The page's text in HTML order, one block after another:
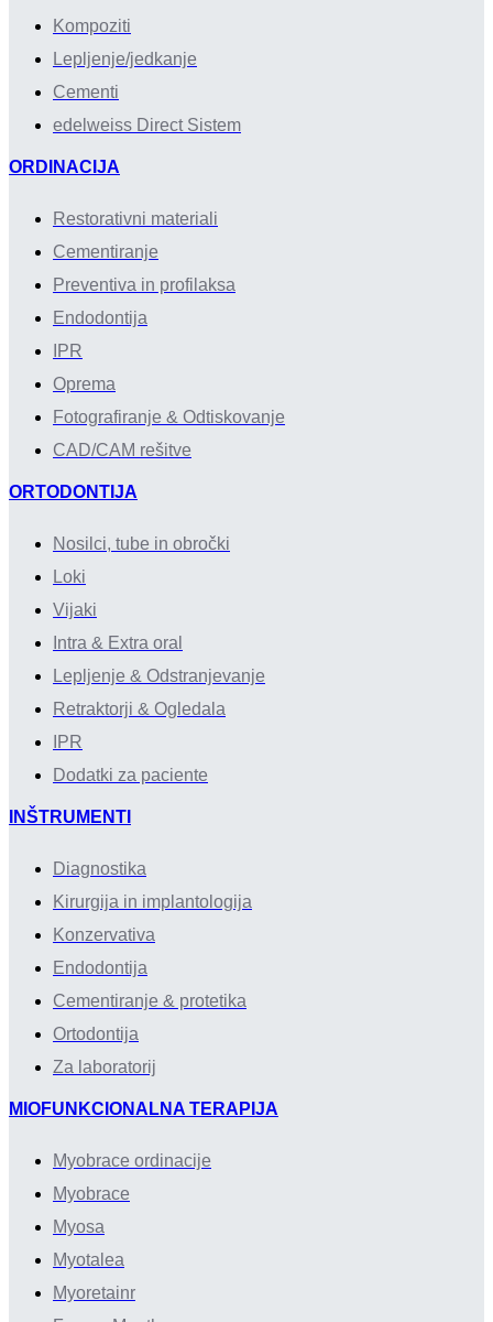
Kompoziti
Lepljenje/jedkanje
Cementi
edelweiss Direct Sistem
ORDINACIJA
Restorativni materiali
Cementiranje
Preventiva in profilaksa
Endodontija
IPR
Oprema
Fotografiranje & Odtiskovanje
CAD/CAM rešitve
ORTODONTIJA
Nosilci, tube in obročki
Loki
Vijaki
Intra & Extra oral
Lepljenje & Odstranjevanje
Retraktorji & Ogledala
IPR
Dodatki za paciente
INŠTRUMENTI
Diagnostika
Kirurgija in implantologija
Konzervativa
Endodontija
Cementiranje & protetika
Ortodontija
Za laboratorij
MIOFUNKCIONALNA TERAPIJA
Myobrace ordinacije
Myobrace
Myosa
Myotalea
Myoretainr